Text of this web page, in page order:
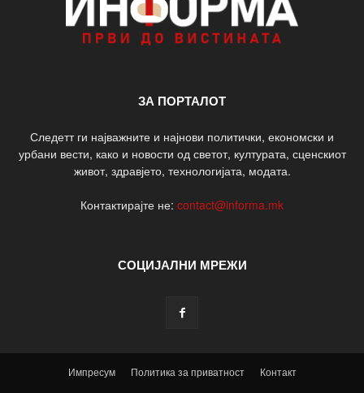
ЗА ПОРТАЛОТ
Следетт ги најважните и најнови политички, економски и
урбани вести, како и новости од светот, културата, сценскиот
живот, здравјето, технологијата, модата.
Контактирајте не: contact@informa.mk
СОЦИЈАЛНИ МРЕЖИ
Импресум Политика за приватност Контакт